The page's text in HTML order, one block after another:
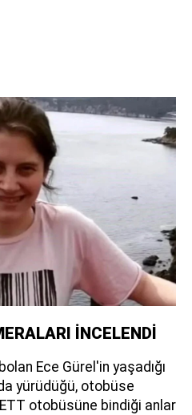
İNCELENDİ
Ece Gürel'in yaşadığı
yürüdüğü, otobüse
otobüsüne bindiği anlar